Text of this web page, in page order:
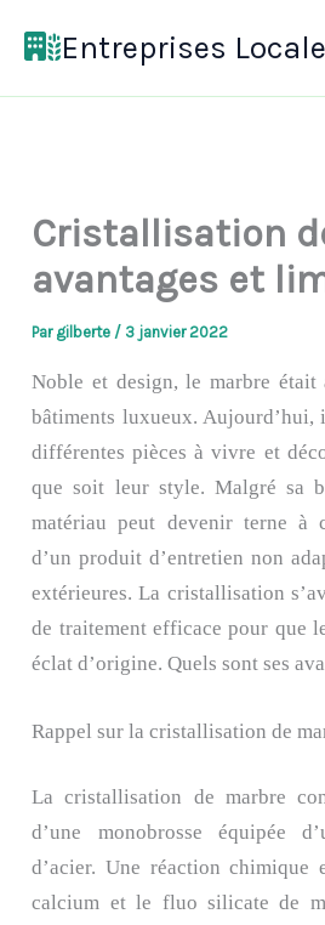
Entreprises
Cristallisation
avantages et
Par gilberte / 3 janvier 2022
Noble et design, le marbre était
bâtiments luxueux. Aujourd’hui,
différentes pièces à vivre et
que soit leur style. Malgré sa
matériau peut devenir terne à
d’un produit d’entretien non
extérieures. La cristallisation
de traitement efficace pour que
éclat d’origine. Quels sont ses
Rappel sur la cristallisation de
La cristallisation de marbre
d’une monobrosse équipée
d’acier. Une réaction chimique
calcium et le fluo silicate de